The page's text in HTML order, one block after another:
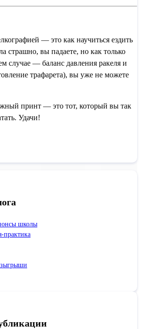
— это как научиться ездить
страшно, вы падаете, но как только
случае — баланс давления ракеля и
трафарета), вы уже не можете
принт — это тот, который вы так
Удачи!
школы
практика